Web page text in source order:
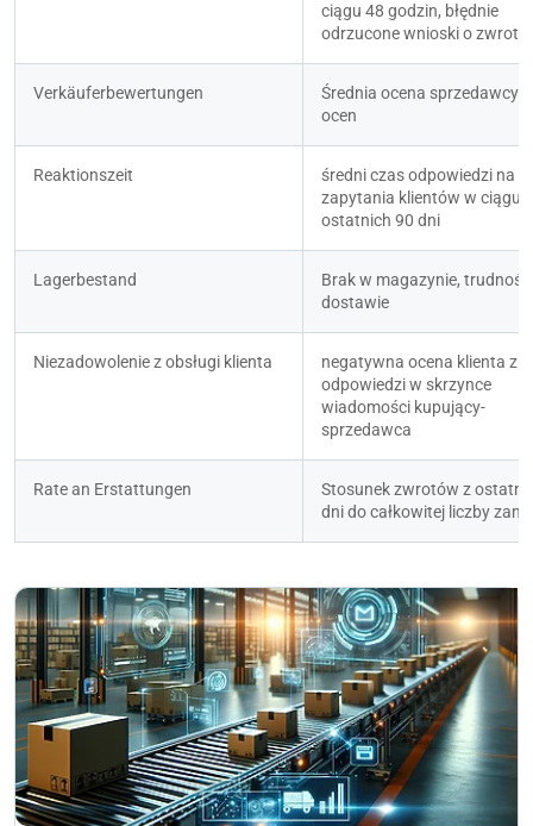
ciągu 48 godzin, błędnie
odrzucone wnioski o zwrot.
Verkäuferbewertungen
Średnia ocena sprzedawcy i
ocen
Reaktionszeit
średni czas odpowiedzi na
zapytania klientów w ciągu
ostatnich 90 dni
Lagerbestand
Brak w magazynie,
dostawie
Niezadowolenie z obsługi klienta
negatywna ocena klienta z
odpowiedzi w skrzynce
wiadomości kupujący-
sprzedawca
Rate an Erstattungen
Stosunek zwrotów z
dni do całkowitej liczby